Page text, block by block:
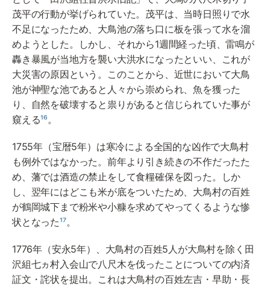
茂平の行動が挙げられていた。茂平は、当時日照りで水
不足になったため、大鳥池の落ち口に板を張って水を溜
めようとした。しかし、それから1週間経った頃、雷鳴が
轟き暴風が当地方を襲い大洪水になったといい、これが
大災害の原因という。このことから、近世において大鳥
池が神聖な池であると人々から崇められ、魚を獲った
り、自然を破壊すると祟りがあると信じられていた事が
窺える¹⁶。
1755年（宝暦5年）は寒冷による全国的な凶作で大鳥村
も例外ではなかった。前年より引き続きの不作だったた
め、藩では酒造の禁止をして食糧確保を図った。しか
し、翌年にはどこも米が底をついたため、大鳥村の百姓
が鶴岡城下まで粉米や小糠を求めてやってくるような惨
状となった¹⁷。
1776年（安永5年）、大鳥村の百姓5人が大鳥村を除く田
沢組七ヵ村入会山で八尺木を伐ったことについての内済
証文・詫状を提出。これは大鳥村の百姓左吉・早助・長